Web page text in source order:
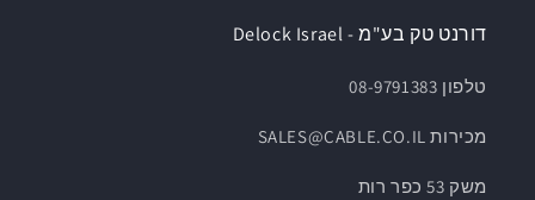
דורנט טק בע"מ - Delock Israel
טלפון 08-9791383
מכירות SALES@CABLE.CO.IL
משק 53 כפר רות